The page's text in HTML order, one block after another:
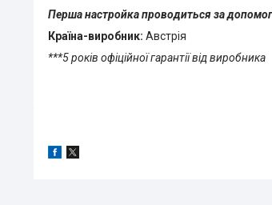
Перша настройка проводиться за
Країна-виробник: Австрія
***5 років офіційної гарантії від виробника